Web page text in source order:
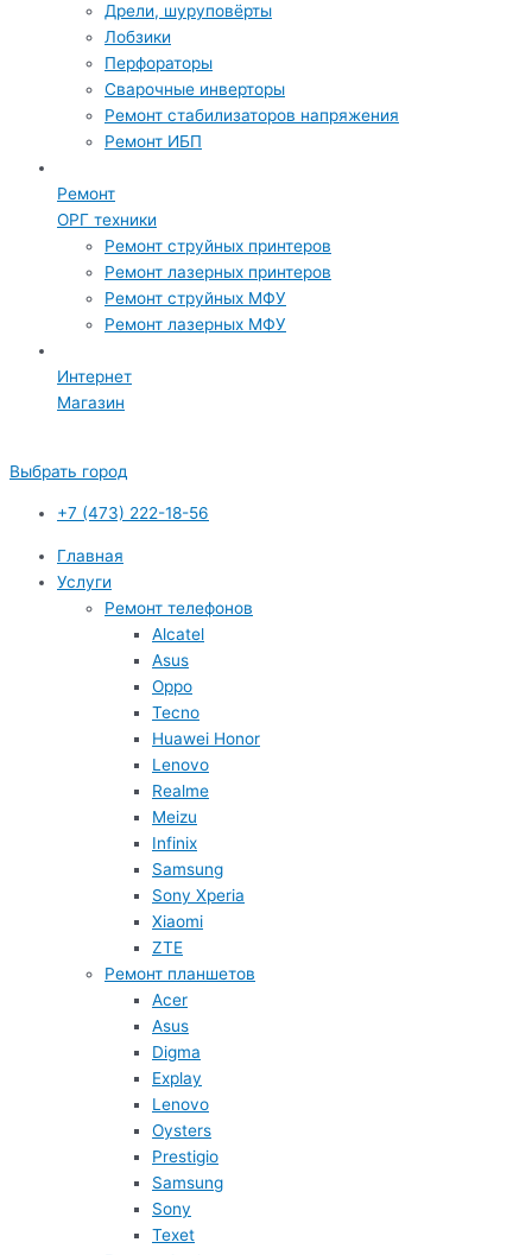
Дрели, шуруповёрты
Лобзики
Перфораторы
Сварочные инверторы
Ремонт стабилизаторов напряжения
Ремонт ИБП
Ремонт
ОРГ техники
Ремонт струйных принтеров
Ремонт лазерных принтеров
Ремонт струйных МФУ
Ремонт лазерных МФУ
Интернет
Магазин
Выбрать город
+7 (473) 222-18-56
Главная
Услуги
Ремонт телефонов
Alcatel
Asus
Oppo
Tecno
Huawei Honor
Lenovo
Realme
Meizu
Infinix
Samsung
Sony Xperia
Xiaomi
ZTE
Ремонт планшетов
Acer
Asus
Digma
Explay
Lenovo
Oysters
Prestigio
Samsung
Sony
Texet